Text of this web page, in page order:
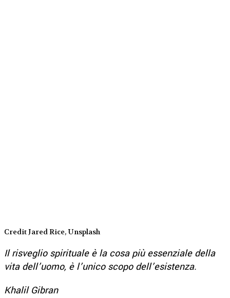
Credit Jared Rice, Unsplash
Il risveglio spirituale è la cosa più essenziale della
vita dell’uomo, è l’unico scopo dell’esistenza.
Khalil Gibran